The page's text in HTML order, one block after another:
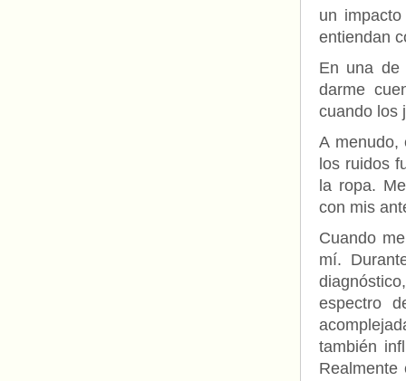
un
entiendan
En una de
darme
cuando los
A menudo,
los ruidos
la ropa.
con mis
Cuando
mí.
espectro
también